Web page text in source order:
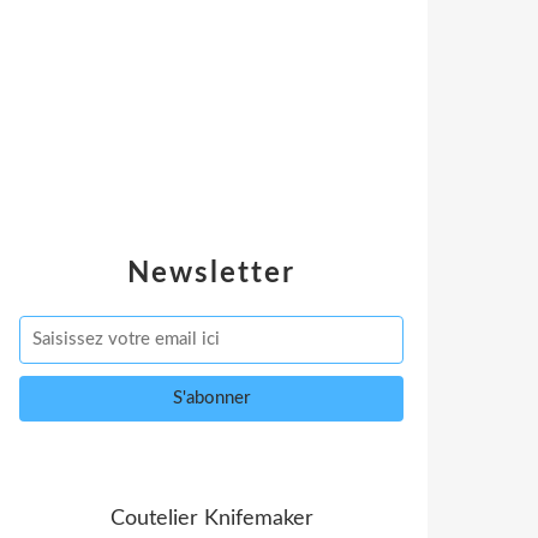
Newsletter
Coutelier Knifemaker